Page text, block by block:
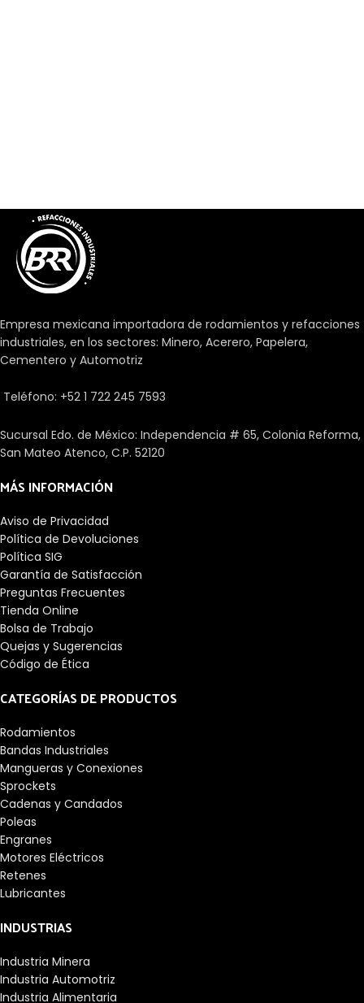
Empresa mexicana importadora de rodamientos y refacciones
industriales, en los sectores: Minero, Acerero, Papelera,
Cementero y Automotriz
Teléfono: +52 1 722 245 7593
Sucursal Edo. de México: Independencia # 65, Colonia Reforma,
San Mateo Atenco, C.P. 52120
MÁS INFORMACIÓN
Aviso de Privacidad
Política de Devoluciones
Política SIG
Garantía de Satisfacción
Preguntas Frecuentes
Tienda Online
Bolsa de Trabajo
Quejas y Sugerencias
Código de Ética
CATEGORÍAS DE PRODUCTOS
Rodamientos
Bandas Industriales
Mangueras y Conexiones
Sprockets
Cadenas y Candados
Poleas
Engranes
Motores Eléctricos
Retenes
Lubricantes
INDUSTRIAS
Industria Minera
Industria Automotriz
Industria Alimentaria